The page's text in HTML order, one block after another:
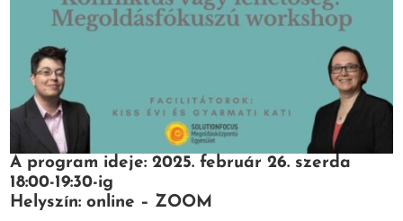
A program ideje: 2025. február 26. szerda
18:00-19:30-ig
Helyszín: online – ZOOM